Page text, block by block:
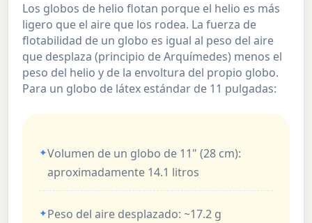
Los globos de helio flotan porque el helio es más
ligero que el aire que los rodea. La fuerza de
flotabilidad de un globo es igual al peso del aire
que desplaza (principio de Arquímedes) menos el
peso del helio y de la envoltura del propio globo.
Para un globo de látex estándar de 11 pulgadas:
Volumen de un globo de 11" (28 cm):
aproximadamente 14.1 litros
Peso del aire desplazado: ~17.2 g